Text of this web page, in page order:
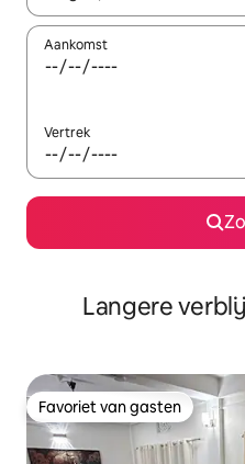
Aankomst
Vertrek
Langere
Favoriet van gasten
Favoriet van gasten